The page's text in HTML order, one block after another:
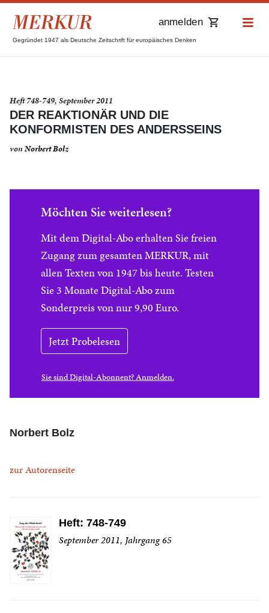
Gegründet 1947 als Deutsche Zeitschrift für europäisches Denken
anmelden
Heft 748-749, September 2011
DER REAKTIONÄR UND DIE
KONFORMISTEN DES ANDERSSEINS
vonNorbert Bolz
Möchten Sie weiterlesen?
Mit dem Digital-Abo erhalten Sie freien
Zugang zum gesamten MERKUR, mit
allen Texten von 1947 bis heute. Testen
Sie 3 Monate Digital-Abo zum
Sonderpreis von nur 9,90 Euro.
Jetzt Probelesen
Sie sind Digital-Abonnent? Anmelden.
Norbert Bolz
zur Autorenseite
Heft: 748-749
September 2011, Jahrgang 65